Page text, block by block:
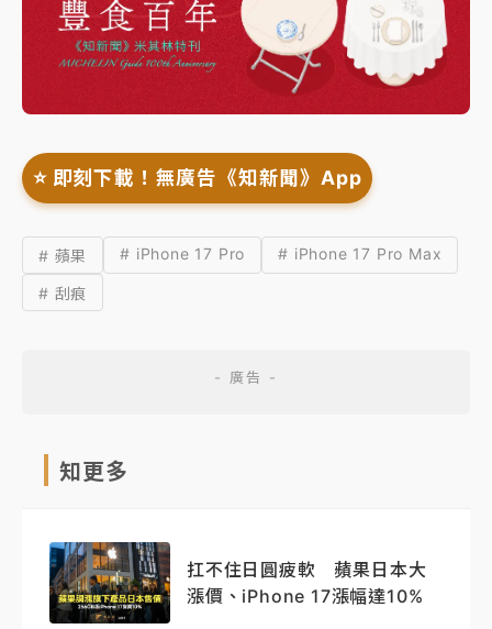
⭐️ 即刻下載！無廣告《知新聞》App
# 蘋果 # iPhone 17 Pro # iPhone 17 Pro Max
# 刮痕
知更多
扛不住日圓疲軟 蘋果日本大
漲價、iPhone 17漲幅達10%